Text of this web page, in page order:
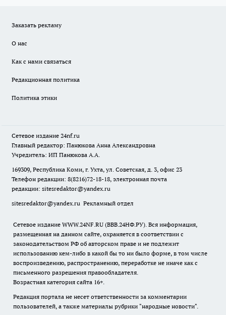
Заказать рекламу
О нас
Как с нами связаться
Редакционная политика
Политика этики
Сетевое издание 24nf.ru
Главный редактор: Панюкова Анна Александровна
Учредитель: ИП Панюкова А.А.
169309, Республика Коми, г. Ухта, ул. Советская, д. 3, офис 23
Телефон редакции: 8(8216)72-18-18, электронная почта
редакции: sitesredaktor@yandex.ru
sitesredaktor@yandex.ru Рекламный отдел
Сетевое издание WWW.24NF.RU (ВВВ.24НФ.РУ). Вся информация,
размещенная на данном сайте, охраняется в соответствии с
законодательством РФ об авторском праве и не подлежит
использованию кем-либо в какой бы то ни было форме, в том числе
воспроизведению, распространению, переработке не иначе как с
письменного разрешения правообладателя.
Возрастная категория сайта 16+.
Редакция портала не несет ответственности за комментарии
пользователей, а также материалы рубрики "народные новости".